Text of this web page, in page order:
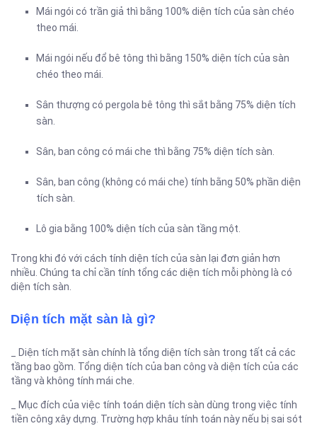
Mái ngói có trần giả thì bằng 100% diện tích của sàn chéo
theo mái.
Mái ngói nếu đổ bê tông thì bằng 150% diện tích của sàn
chéo theo mái.
Sân thượng có pergola bê tông thì sắt bằng 75% diện tích
sàn.
Sân, ban công có mái che thì bằng 75% diện tích sàn.
Sân, ban công (không có mái che) tính bằng 50% phần diện
tích sàn.
Lô gia bằng 100% diện tích của sàn tầng một.
Trong khi đó với cách tính diện tích của sàn lại đơn giản hơn
nhiều. Chúng ta chỉ cần tính tổng các diện tích mỗi phòng là có
diện tích sàn.
Diện tích mặt sàn là gì?
_ Diện tích mặt sàn chính là tổng diện tích sàn trong tất cả các
tầng bao gồm. Tổng diện tích của ban công và diện tích của các
tầng và không tính mái che.
_ Mục đích của việc tính toán diện tích sàn dùng trong việc tính
tiền công xây dựng. Trường hợp khâu tính toán này nếu bị sai sót